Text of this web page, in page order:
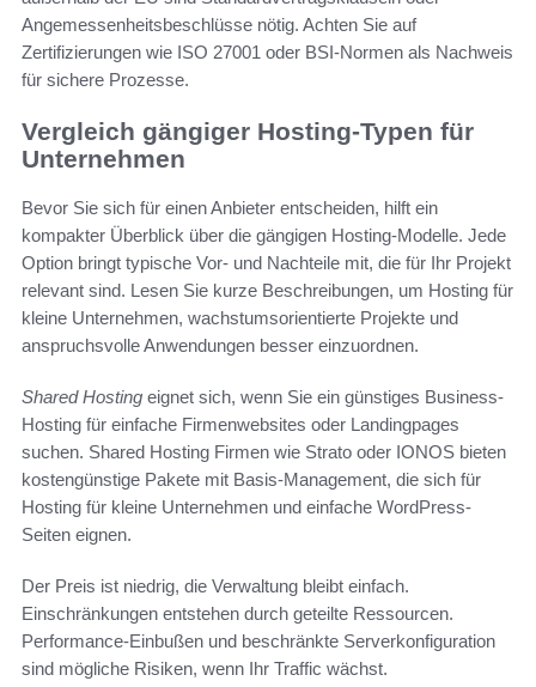
Angemessenheitsbeschlüsse nötig. Achten Sie auf
Zertifizierungen wie ISO 27001 oder BSI-Normen als Nachweis
für sichere Prozesse.
Vergleich gängiger Hosting-Typen für
Unternehmen
Bevor Sie sich für einen Anbieter entscheiden, hilft ein
kompakter Überblick über die gängigen Hosting-Modelle. Jede
Option bringt typische Vor- und Nachteile mit, die für Ihr Projekt
relevant sind. Lesen Sie kurze Beschreibungen, um Hosting für
kleine Unternehmen, wachstumsorientierte Projekte und
anspruchsvolle Anwendungen besser einzuordnen.
Shared Hosting eignet sich, wenn Sie ein günstiges Business-
Hosting für einfache Firmenwebsites oder Landingpages
suchen. Shared Hosting Firmen wie Strato oder IONOS bieten
kostengünstige Pakete mit Basis-Management, die sich für
Hosting für kleine Unternehmen und einfache WordPress-
Seiten eignen.
Der Preis ist niedrig, die Verwaltung bleibt einfach.
Einschränkungen entstehen durch geteilte Ressourcen.
Performance-Einbußen und beschränkte Serverkonfiguration
sind mögliche Risiken, wenn Ihr Traffic wächst.